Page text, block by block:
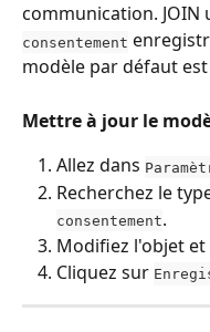
communication. JOIN
consentement
modèle par défaut
Mettre à jour le
Allez dans
Recherchez le
consentement.
Modifiez l'objet
Cliquez sur